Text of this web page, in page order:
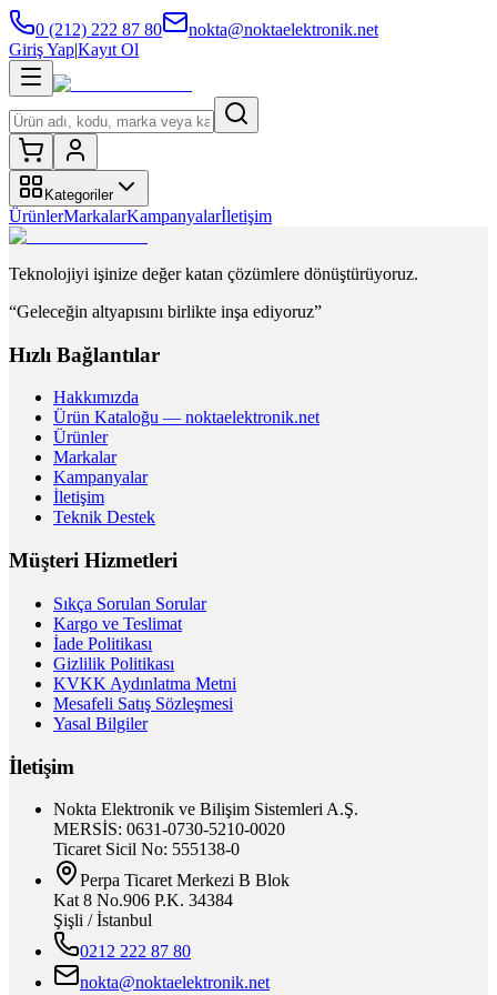
0 (212) 222 87 80
nokta@noktaelektronik.net
Giriş Yap|Kayıt Ol
Kategoriler
ÜrünlerMarkalarKampanyalarİletişim
Teknolojiyi işinize değer katan çözümlere dönüştürüyoruz.
“Geleceğin altyapısını birlikte inşa ediyoruz”
Hızlı Bağlantılar
Hakkımızda
Ürün Kataloğu — noktaelektronik.net
Ürünler
Markalar
Kampanyalar
İletişim
Teknik Destek
Müşteri Hizmetleri
Sıkça Sorulan Sorular
Kargo ve Teslimat
İade Politikası
Gizlilik Politikası
KVKK Aydınlatma Metni
Mesafeli Satış Sözleşmesi
Yasal Bilgiler
İletişim
Nokta Elektronik ve Bilişim Sistemleri A.Ş.
MERSİS: 0631-0730-5210-0020
Ticaret Sicil No: 555138-0
Perpa Ticaret Merkezi B Blok
Kat 8 No.906 P.K. 34384
Şişli / İstanbul
0212 222 87 80
nokta@noktaelektronik.net